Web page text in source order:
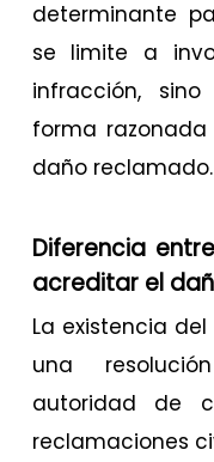
determinante
se limite a
infracción,
forma
daño reclamado.
Diferencia
acreditar el
La existencia del
una
autoridad de
reclamaciones